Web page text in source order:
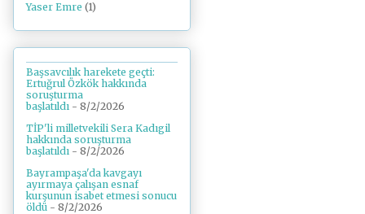
Yaser Emre (1)
Başsavcılık harekete geçti:
Ertuğrul Özkök hakkında
soruşturma
başlatıldı - 8/2/2026
TİP'li milletvekili Sera Kadıgil
hakkında soruşturma
başlatıldı - 8/2/2026
Bayrampaşa'da kavgayı
ayırmaya çalışan esnaf
kurşunun isabet etmesi sonucu
öldü - 8/2/2026